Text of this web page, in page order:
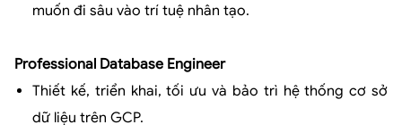
muốn đi sâu vào trí tuệ nhân tạo.
Professional Database Engineer
Thiết kế, triển khai, tối ưu và bảo trì hệ thống cơ sở
dữ liệu trên GCP.